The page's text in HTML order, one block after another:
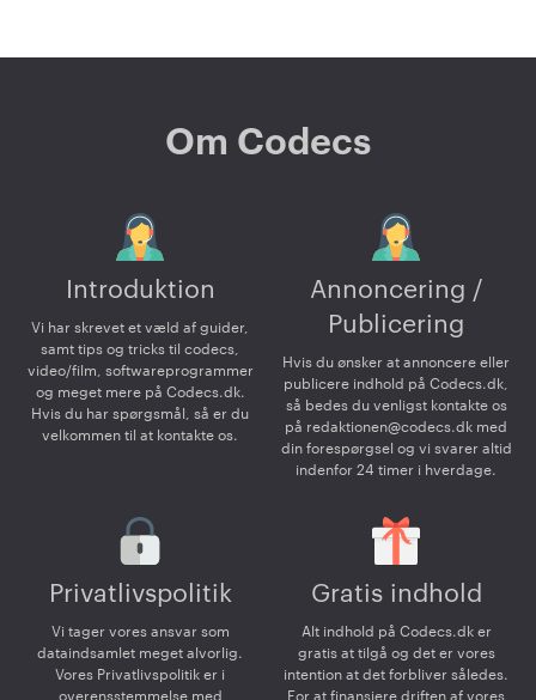
Om Codecs
Introduktion
Vi har skrevet et væld af guider,
samt tips og tricks til codecs,
video/film, softwareprogrammer
og meget mere på Codecs.dk.
Hvis du har spørgsmål, så er du
velkommen til at kontakte os.
Annoncering /
Publicering
Hvis du ønsker at annoncere eller
publicere indhold på Codecs.dk,
så bedes du venligst kontakte os
på redaktionen@codecs.dk med
din forespørgsel og vi svarer altid
indenfor 24 timer i hverdage.
Privatlivspolitik
Vi tager vores ansvar som
dataindsamlet meget alvorlig.
Vores Privatlivspolitik er i
overensstemmelse med
Gratis indhold
Alt indhold på Codecs.dk er
gratis at tilgå og det er vores
intention at det forbliver således.
For at finansiere driften af vores